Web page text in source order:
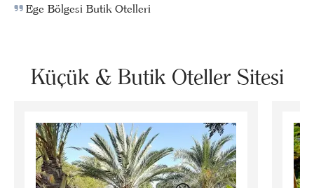
Ege Bölgesi Butik Otelleri
Küçük & Butik Oteller Sitesi